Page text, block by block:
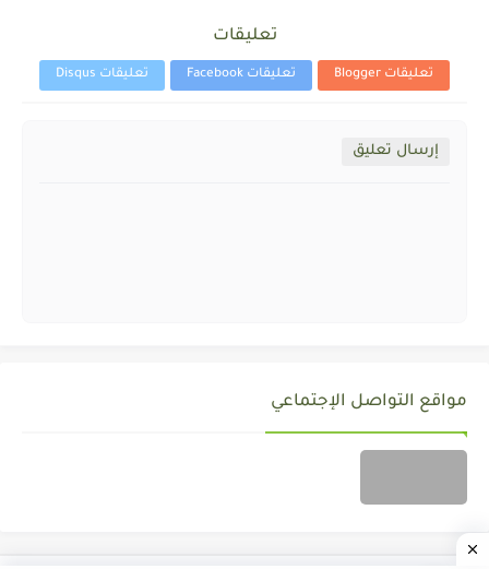
تعليقات
تعليقات Blogger تعليقات Facebook تعليقات Disqus
إرسال تعليق
مواقع التواصل الإجتماعي